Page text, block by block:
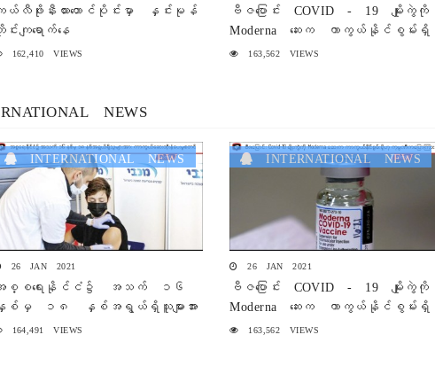
ယ်လီဖိုးနီးယားတောင်ပိုင်းမှာ နှင်းမုန်
င်းကျရောက်နေ
162,410 VIEWS
ဗီဇပြောင်း COVID - 19 မျိုးကွဲကို
Moderna ဆေးက ကာကွယ်နိုင်စွမ်းရှိ
ဟု ကုမ္ပဏီကပြောကြား
163,562 VIEWS
NEWS
INTERNATIONAL NEWS
26 JAN 2021
စ္စရေးနိုင်ငံ၌ အသက် ၁၆
နှစ်မှ ၁၈ နှစ်အရွယ်ရှိသူများအား
ာကွယ်ဆေးထိုးနှံပေးမှု စတင်
164,491 VIEWS
INTERNATIONAL NEWS
26 JAN 2021
ဗီဇပြောင်း COVID - 19 မျိုးကွဲကို
Moderna ဆေးက ကာကွယ်နိုင်စွမ်းရှိ
ဟု ကုမ္ပဏီကပြောကြား
163,562 VIEWS